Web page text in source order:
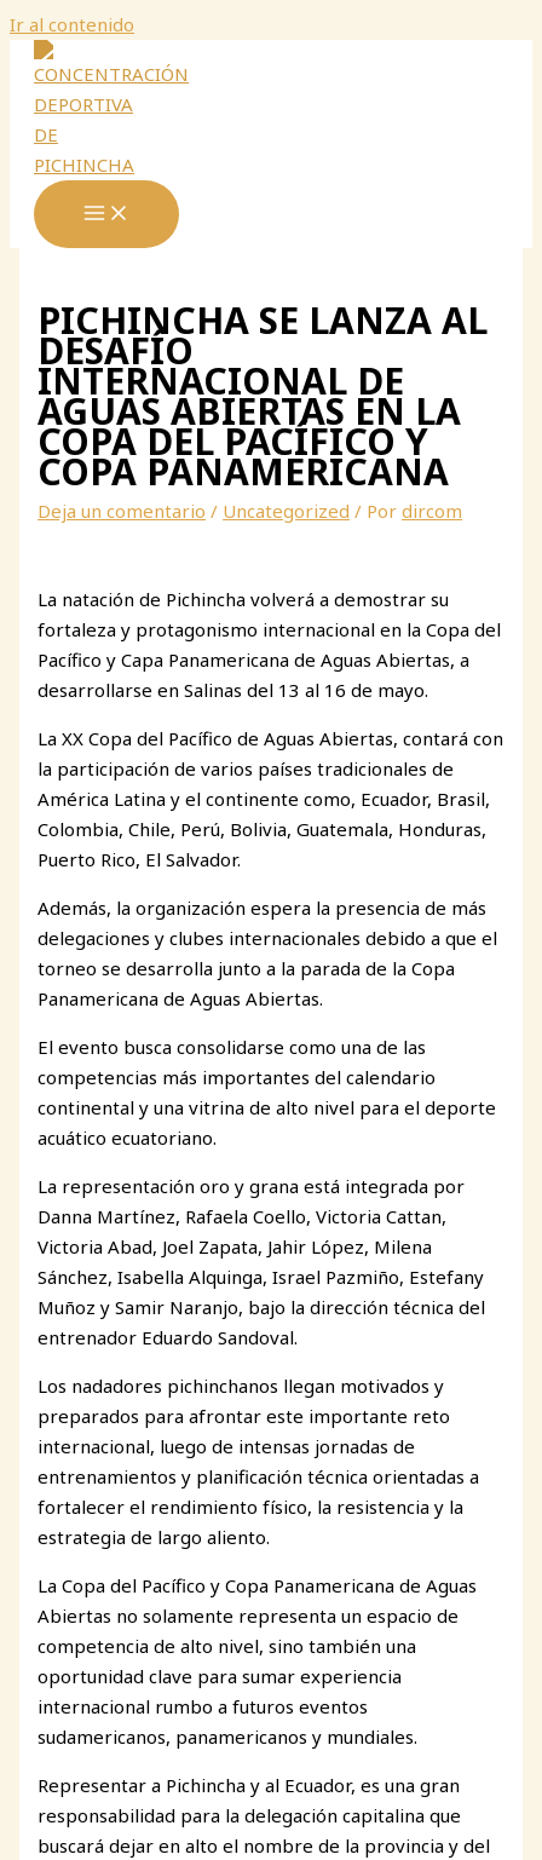
Ir al contenido
PICHINCHA SE LANZA AL
DESAFÍO
INTERNACIONAL DE
AGUAS ABIERTAS EN LA
COPA DEL PACÍFICO Y
COPA PANAMERICANA
Deja un comentario / Uncategorized / Pordircom
La natación de Pichincha volverá a demostrar su
fortaleza y protagonismo internacional en la Copa del
Pacífico y Capa Panamericana de Aguas Abiertas, a
desarrollarse en Salinas del 13 al 16 de mayo.
La XX Copa del Pacífico de Aguas Abiertas, contará con
la participación de varios países tradicionales de
América Latina y el continente como, Ecuador, Brasil,
Colombia, Chile, Perú, Bolivia, Guatemala, Honduras,
Puerto Rico, El Salvador.
Además, la organización espera la presencia de más
delegaciones y clubes internacionales debido a que el
torneo se desarrolla junto a la parada de la Copa
Panamericana de Aguas Abiertas.
El evento busca consolidarse como una de las
competencias más importantes del calendario
continental y una vitrina de alto nivel para el deporte
acuático ecuatoriano.
La representación oro y grana está integrada por
Danna Martínez, Rafaela Coello, Victoria Cattan,
Victoria Abad, Joel Zapata, Jahir López, Milena
Sánchez, Isabella Alquinga, Israel Pazmiño, Estefany
Muñoz y Samir Naranjo, bajo la dirección técnica del
entrenador Eduardo Sandoval.
Los nadadores pichinchanos llegan motivados y
preparados para afrontar este importante reto
internacional, luego de intensas jornadas de
entrenamientos y planificación técnica orientadas a
fortalecer el rendimiento físico, la resistencia y la
estrategia de largo aliento.
La Copa del Pacífico y Copa Panamericana de Aguas
Abiertas no solamente representa un espacio de
competencia de alto nivel, sino también una
oportunidad clave para sumar experiencia
internacional rumbo a futuros eventos
sudamericanos, panamericanos y mundiales.
Representar a Pichincha y al Ecuador, es una gran
responsabilidad para la delegación capitalina que
buscará dejar en alto el nombre de la provincia y del